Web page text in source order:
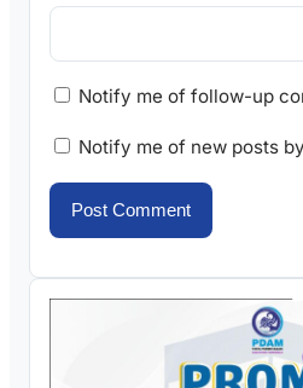
Notify me of follow-up
Notify me of new posts